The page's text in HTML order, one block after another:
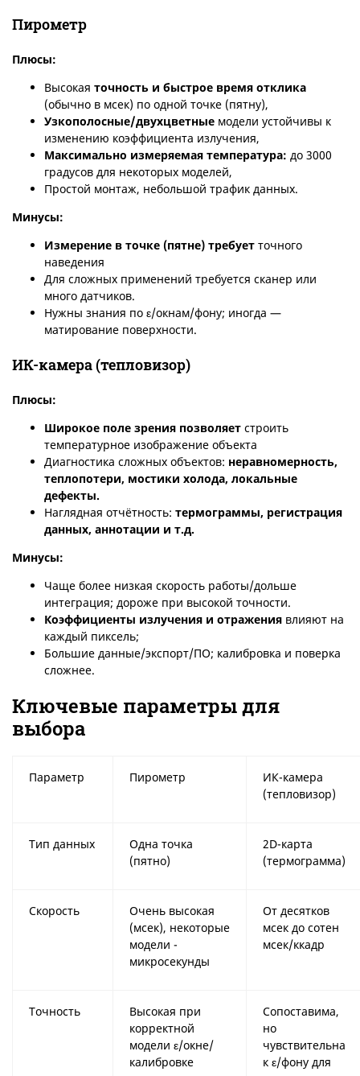
Пирометр
Плюсы:
Высокая точность и быстрое время отклика
(обычно в мсек) по одной точке (пятну),
Узкополосные/двухцветные модели устойчивы к
изменению коэффициента излучения,
Максимально измеряемая температура: до 3000
градусов для некоторых моделей,
Простой монтаж, небольшой трафик данных.
Минусы:
Измерение в точке (пятне) требует точного
наведения
Для сложных применений требуется сканер или
много датчиков.
Нужны знания по ε/окнам/фону; иногда —
матирование поверхности.
ИК-камера (тепловизор)
Плюсы:
Широкое поле зрения позволяет строить
температурное изображение объекта
Диагностика сложных объектов: неравномерность,
теплопотери, мостики холода, локальные
дефекты.
Наглядная отчётность: термограммы, регистрация
данных, аннотации и т.д.
Минусы:
Чаще более низкая скорость работы/дольше
интеграция; дороже при высокой точности.
Коэффициенты излучения и отражения влияют на
каждый пиксель;
Большие данные/экспорт/ПО; калибровка и поверка
сложнее.
Ключевые параметры для
выбора
Параметр Пирометр
ИК-камера
(тепловизор)
Тип данных
Одна точка
(пятно)
2D-карта
(термограмма)
Скорость
Очень высокая
(мсек), некоторые
модели -
микросекунды
От десятков
мсек до сотен
мсек/ккадр
Точность
Высокая при
корректной
модели ε/окне/
калибровке
Сопоставима,
но
чувствительна
к ε/фону для